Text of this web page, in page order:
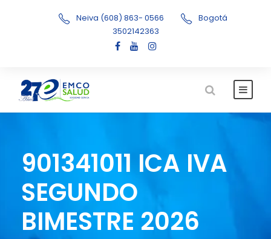
Neiva (608) 863- 0566
Bogotá
3502142363
901341011 ICA IVA
SEGUNDO
BIMESTRE 2026